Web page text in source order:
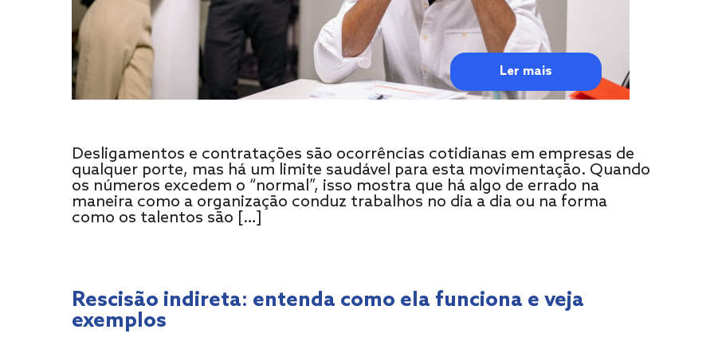
Ler mais
Desligamentos e contratações são ocorrências cotidianas em empresas de
qualquer porte, mas há um limite saudável para esta movimentação. Quando
os números excedem o “normal”, isso mostra que há algo de errado na
maneira como a organização conduz trabalhos no dia a dia ou na forma
como os talentos são […]
Rescisão indireta: entenda como ela funciona e veja
exemplos